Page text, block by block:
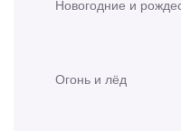
Новогодние и
Огонь и лёд